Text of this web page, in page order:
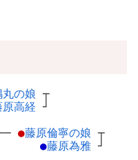
の娘 ┬
原高経 ┘
─ ●藤原倫寧の娘 ┬
●藤原為雅 ┘